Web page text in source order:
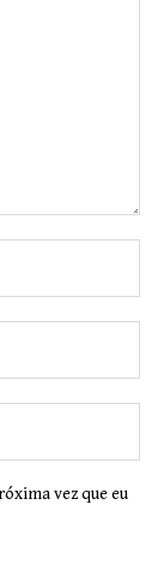
vez que eu